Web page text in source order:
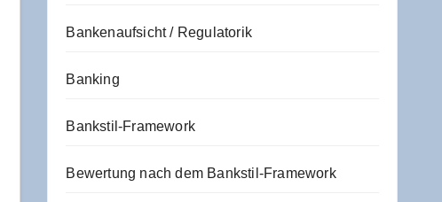
Bankenaufsicht / Regulatorik
Banking
Bankstil-Framework
Bewertung nach dem Bankstil-Framework